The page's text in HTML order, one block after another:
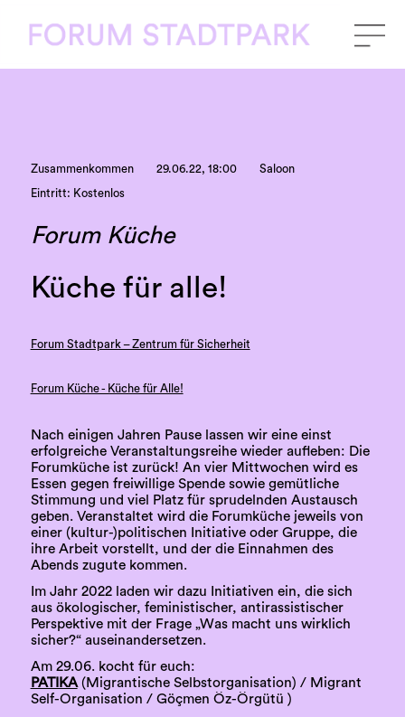
Zusammenkommen 29.06.22, 18:00 Saloon
Eintritt: Kostenlos
Forum Küche
Küche für alle!
Forum Stadtpark – Zentrum für Sicherheit
Forum Küche - Küche für Alle!
Nach einigen Jahren Pause lassen wir eine einst
erfolgreiche Veranstaltungsreihe wieder aufleben: Die
Forumküche ist zurück! An vier Mittwochen wird es
Essen gegen freiwillige Spende sowie gemütliche
Stimmung und viel Platz für sprudelnden Austausch
geben. Veranstaltet wird die Forumküche jeweils von
einer (kultur-)politischen Initiative oder Gruppe, die
ihre Arbeit vorstellt, und der die Einnahmen des
Abends zugute kommen.
Im Jahr 2022 laden wir dazu Initiativen ein, die sich
aus ökologischer, feministischer, antirassistischer
Perspektive mit der Frage „Was macht uns wirklich
sicher?“ auseinandersetzen.
Am 29.06. kocht für euch:
PATIKA(Migrantische Selbstorganisation) / Migrant
Self-Organisation / Göçmen Öz-Örgütü )